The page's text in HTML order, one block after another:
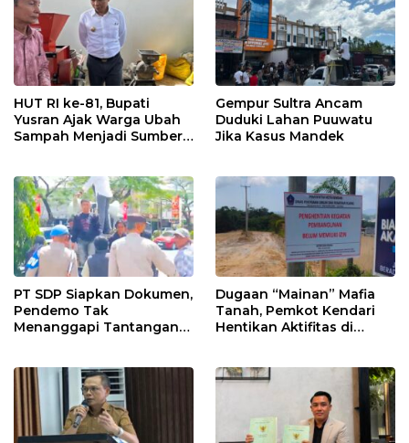
HUT RI ke-81, Bupati
Yusran Ajak Warga Ubah
Sampah Menjadi Sumber
Gempur Sultra Ancam
Duduki Lahan Puuwatu
Jika Kasus Mandek
PT SDP Siapkan Dokumen,
Pendemo Tak
Menanggapi Tantangan
Dugaan “Mainan” Mafia
Tanah, Pemkot Kendari
Hentikan Aktifitas di